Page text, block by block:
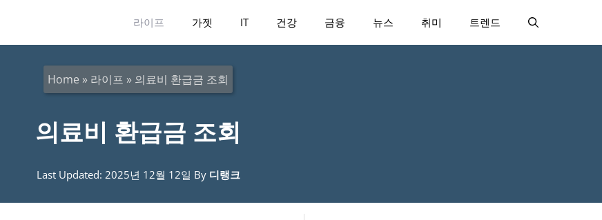
라이프 가젯 IT 건강 금융 뉴스 취미 트렌드
Home » 라이프 » 의료비 환급금 조회
의료비 환급금 조회
Last Updated: 2025년 12월 12일 By 디랭크